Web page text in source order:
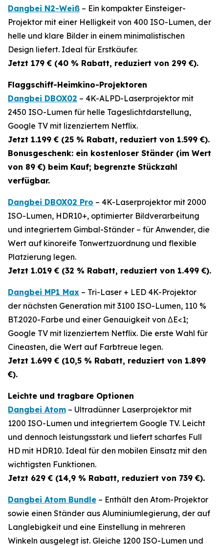
Dangbei N2-Weiß – Ein kompakter Einsteiger-
Projektor mit einer Helligkeit von 400 ISO-Lumen, der
helle und klare Bilder in einem minimalistischen
Design liefert. Ideal für Erstkäufer.
Jetzt 179 € (40 % Rabatt, reduziert von 299 €).
Flaggschiff-Heimkino-Projektoren
Dangbei DBOX02 – 4K-ALPD-Laserprojektor mit
2450 ISO-Lumen für helle Tageslichtdarstellung,
Google TV mit lizenziertem Netflix.
Jetzt 1.199 € (25 % Rabatt, reduziert von 1.599 €).
Bonusgeschenk: ein kostenloser Ständer (im Wert
von 89 €) beim Kauf; begrenzte Stückzahl
verfügbar.
Dangbei DBOX02 Pro – 4K-Laserprojektor mit 2000
ISO-Lumen, HDR10+, optimierter Bildverarbeitung
und integriertem Gimbal-Ständer – für Anwender, die
Wert auf kinoreife Tonwertzuordnung und flexible
Platzierung legen.
Jetzt 1.019 € (32 % Rabatt, reduziert von 1.499 €).
Dangbei MP1 Max – Tri-Laser + LED 4K-Projektor
der nächsten Generation mit 3100 ISO-Lumen, 110 %
BT.2020-Farbe und einer Genauigkeit von ΔE<1;
Google TV mit lizenziertem Netflix. Die erste Wahl für
Cineasten, die Wert auf Farbtreue legen.
Jetzt 1.699 € (10,5 % Rabatt, reduziert von 1.899
€).
Leichte und tragbare Optionen
Dangbei Atom – Ultradünner Laserprojektor mit
1200 ISO-Lumen und integriertem Google TV. Leicht
und dennoch leistungsstark und liefert scharfes Full
HD mit HDR10. Ideal für den mobilen Einsatz mit den
wichtigsten Funktionen.
Jetzt 629 € (14,9 % Rabatt, reduziert von 739 €).
Dangbei Atom Bundle – Enthält den Atom-Projektor
sowie einen Ständer aus Aluminiumlegierung, der auf
Langlebigkeit und eine Einstellung in mehreren
Winkeln ausgelegt ist. Gleiche 1200 ISO-Lumen und